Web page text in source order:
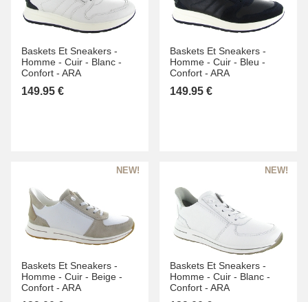
Baskets Et Sneakers -
Homme - Cuir - Blanc -
Confort - ARA
149.95 €
Baskets Et Sneakers -
Homme - Cuir - Bleu -
Confort - ARA
149.95 €
Baskets Et Sneakers -
Homme - Cuir - Beige -
Confort - ARA
Baskets Et Sneakers -
Homme - Cuir - Blanc -
Confort - ARA